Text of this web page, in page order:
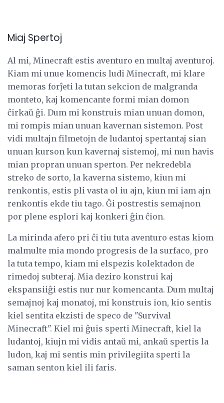
Miaj Spertoj
Al mi, Minecraft estis aventuro en multaj aventuroj.
Kiam mi unue komencis ludi Minecraft, mi klare
memoras forĵeti la tutan sekcion de malgranda
monteto, kaj komencante formi mian domon
ĉirkaŭ ĝi. Dum mi konstruis mian unuan domon,
mi rompis mian unuan kavernan sistemon. Post
vidi multajn filmetojn de ludantoj spertantaj sian
unuan kurson kun kavernaj sistemoj, mi nun havis
mian propran unuan sperton. Per nekredebla
streko de sorto, la kaverna sistemo, kiun mi
renkontis, estis pli vasta ol iu ajn, kiun mi iam ajn
renkontis ekde tiu tago. Ĝi postrestis semajnon
por plene esplori kaj konkeri ĝin ĉion.
La mirinda afero pri ĉi tiu tuta aventuro estas kiom
malmulte mia mondo progresis de la surfaco, pro
la tuta tempo, kiam mi elspezis kolektadon de
rimedoj subteraj. Mia deziro konstrui kaj
ekspansiiĝi ​​estis nur nur komencanta. Dum multaj
semajnoj kaj monatoj, mi konstruis ion, kio sentis
kiel sentita ekzisti de speco de "Survival
Minecraft". Kiel mi ĝuis sperti Minecraft, kiel la
ludantoj, kiujn mi vidis antaŭ mi, ankaŭ spertis la
ludon, kaj mi sentis min privilegiita sperti la
saman senton kiel ili faris.